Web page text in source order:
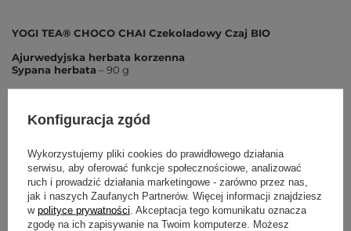
YOGI TEA® CHOCO CHAI Czekoladowy Czaj BIO
Ajurwedyjska herbata korzenna
Sypana herbata – 90 g
uwielbiają czekoladę. Ta aromatyczna mieszanka łączy łuski
kakaowe, które emanują zapachem czekolady, z delikatnymi
doznań. To idealny wybór dla tych, którzy chcą dogodzić swoim
zmysłom i poczuć ciepło tej wyjątkowej mieszanki.
Smak:Aromatyczny, szlachetny, czekoladowy.
Składniki:
wiecej
Konfiguracja zgód
Wykorzystujemy pliki cookies do prawidłowego działania
serwisu, aby oferować funkcje społecznościowe, analizować
ruch i prowadzić działania marketingowe - zarówno przez nas,
jak i naszych Zaufanych Partnerów. Więcej informacji znajdziesz
w polityce prywatności . Akceptacja tego komunikatu oznacza
zgodę na ich zapisywanie na Twoim komputerze. Możesz